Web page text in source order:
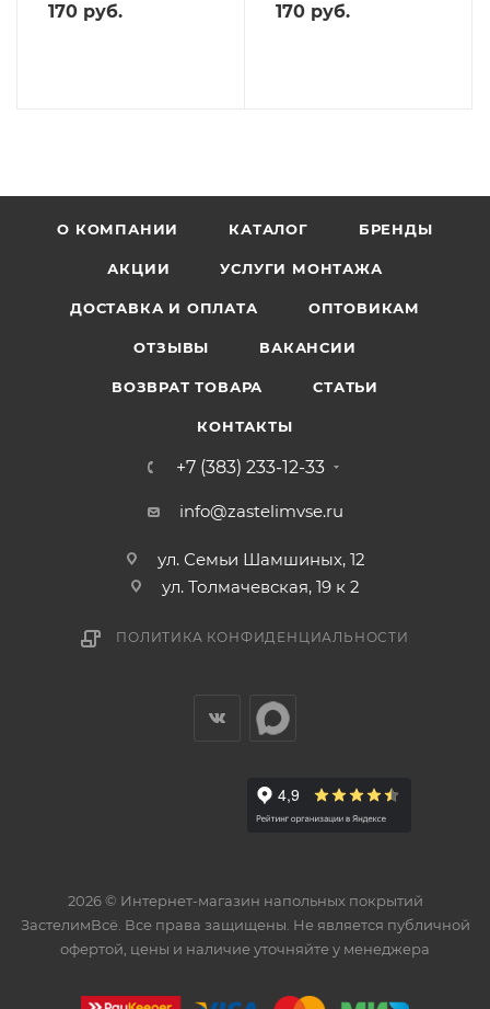
170 руб. 170 руб.
О КОМПАНИИ КАТАЛОГ БРЕНДЫ
АКЦИИ УСЛУГИ МОНТАЖА
ДОСТАВКА И ОПЛАТА ОПТОВИКАМ
ОТЗЫВЫ ВАКАНСИИ
ВОЗВРАТ ТОВАРА СТАТЬИ
КОНТАКТЫ
+7 (383) 233-12-33
info@zastelimvse.ru
ул. Семьи Шамшиных, 12
ул. Толмачевская, 19 к 2
ПОЛИТИКА КОНФИДЕНЦИАЛЬНОСТИ
2026 © Интернет-магазин напольных покрытий
ЗастелимВсё. Все права защищены. Не является публичной
офертой, цены и наличие уточняйте у менеджера